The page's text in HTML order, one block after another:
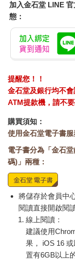
加入金石堂 LINE
態：
提醒您！！
金石堂及銀行均不
ATM提款機，請不
購買須知：
使用金石堂電子書
電子書分為「金石
碼)」兩種：
將儲存於會員中
閱讀直接開啟閱讀
線上閱讀：
建議使用
果， iOS 16
置有6GB以上